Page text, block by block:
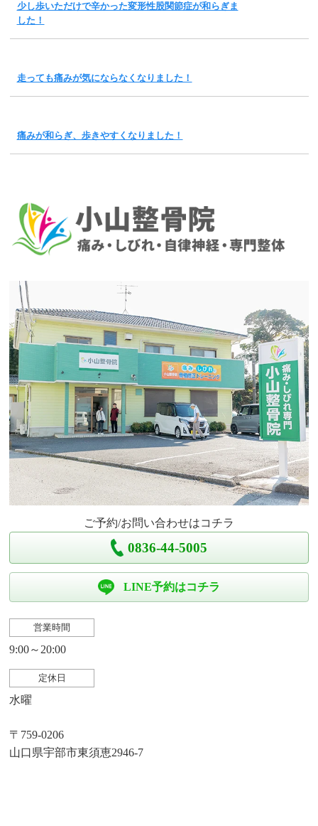
少し歩いただけで辛かった変形性股関節症が和らぎま
した！
走っても痛みが気にならなくなりました！
痛みが和らぎ、歩きやすくなりました！
ご予約/お問い合わせはコチラ
0836-44-5005
LINE予約はコチラ
営業時間
9:00～20:00
定休日
水曜
〒759-0206
山口県宇部市東須恵2946-7